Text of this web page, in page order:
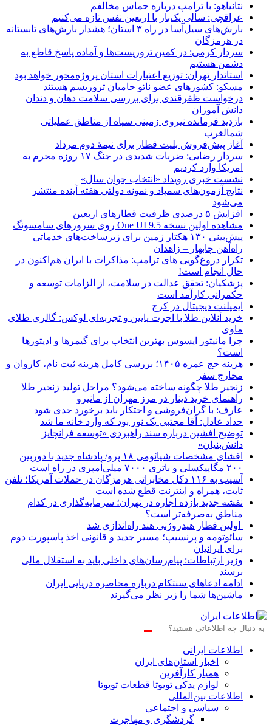
نتانیاهو: با ترامپ درباره حماس مخالفم
عراقچی: سالی یک‌بار با اربعین نفس تازه می‌کنیم
بارش‌های سیل‌آسا در راه ۳ استان؛ هشدار بارش‌های تابستانه
در هرمزگان
سردار کرمی: در کمین تروریست‌ها و آماده پاسخ قاطع به
دشمن هستیم
استاندار تهران: توزیع اعتبارات استان پروژه‌محور خواهد بود
مسکو: کشورهای عضو ناتو حامیان تروریسم هستند
درخواست ظفرقندی برای بررسی سلامت دهان و دندان
دانش آموزان
بازدید فرمانده نیروی زمینی سپاه از مناطق عملیاتی
شمالغرب
آغاز پیش‌فروش بلیت قطار برای نیمۀ دوم مرداد
سردار رضایی: ضربات شدیدی در جنگ ۱۷ روزه محرم به
امریکا وارد کردیم
نشست خبری رویداد «انتخاب جوان سال»
نتایج آزمون‌های سمپاد و نمونه دولتی هفته آینده منتشر
می‌شود
افزایش ۵ درصدی ظرفیت قطارهای اربعین
مشاهده اولین نسخه One UI 9.5 روی سرورهای سامسونگ
پیش‌بینی ۱۳۰ هکتار زمین برای زیرساخت‌های خدماتی
راه‌آهن چابهار – زاهدان
تکرار دروغ‌گویی های ترامپ: مذاکرات با ایران هم‌اکنون در
حال انجام است!
پزشکیان: تحقق عدالت در سلامت، از الزامات توسعه و
حکمرانی کارآمد است
ایمپلنت دیجیتال در کرج
خرید آنلاین طلا با اجرت پایین و تجربه‌ای لوکس: گالری طلای
ماوی
چرا مانیتور ایسوس بهترین انتخاب برای گیمرها و ادیتورها
است؟
هزینه حج عمره ۱۴۰۵؛ بررسی کامل هزینه ثبت نام، کاروان و
مخارج سفر
زنجیر طلا چگونه ساخته می‌شود؟ مراحل تولید زنجیر طلا
راهنمای خرید دینار در مرز مهران از مانیرو
عارف: با گران‌فروشی و احتکار باید برخورد جدی شود
حداد عادل: آقا مجتبی یک نور بود که وارد خانه ما شد
توضیح افشین درباره سند راهبردی «توسعه فرانچایز
دانش‌بنیان»
افشای مشخصات شیائومی ۱۸ پرو/ پادشاه جدید با دوربین
۲۰۰ مگاپیکسلی و باتری ۷۰۰۰ میلی‌آمپری در راه است
آسیب به ۱۱۶ دکل مخابراتی هرمزگان در حملات آمریکا؛ تلفن
ثابت، همراه و اینترنت ‌قطع شده است
نقشه جدید بازده اجاره در تهران؛ سرمایه‌گذاری در کدام
مناطق به‌صرفه‌تر است؟
اولین قطار هیدروژنی هند راه‌اندازی شد
سائوتومه و پرنسیپ؛ مسیر جدید و قانونی اخذ پاسپورت دوم
برای ایرانیان
وزیر ارتباطات: پیام‌رسان‌های داخلی باید به استقلال مالی
برسند
ادامه ادعاهای سنتکام درباره محاصره دریایی ایران
ماشین‌ها شما را زیر نظر می‌گیرند
اطلاعات‌ ‎ایرانی
اخبار استان‌های ایران
همیار کارآفرین
لوازم یدکی تویوتا قطعات تویوتا
اطلاعات بین‌المللی
سیاسی و اجتماعی
گردشگری و مهاجرت